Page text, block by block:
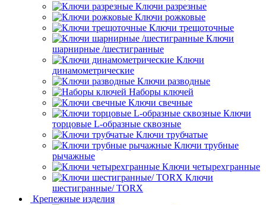
Ключи разрезные
Ключи рожковые
Ключи трещоточные
Ключи
шарнирные /шестигранные
Ключи
динамометрические
Ключи разводные
Наборы ключей
Ключи свечные
Ключи
торцовые L-образные сквозные
Ключи трубчатые
Ключи трубные
рычажные
Ключи четырехгранные
Ключи
шестигранные/ TORX
Крепежные изделия